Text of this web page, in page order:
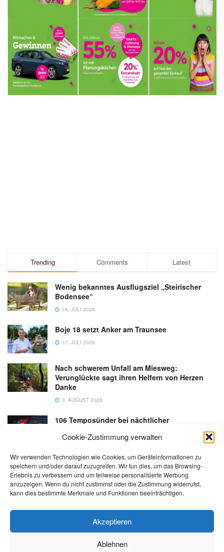
Cookie-Zustimmung verwalten
Wir verwenden Technologien wie Cookies, um Geräteinformationen zu
speichern und/oder darauf zuzugreifen. Wir tun dies, um das Browsing-
Erlebnis zu verbessern und um teilweise personalisierte Werbung
anzuzeigen. Wenn du nicht zustimmst oder die Zustimmung widerrufst,
kann dies bestimmte Merkmale und Funktionen beeinträchtigen.
Akzeptieren
Ablehnen
Trending Comments Latest
Wenig bekanntes Ausflugsziel „Steirischer
Bodensee“
16. JULI 2026
Boje 18 setzt Anker am Traunsee
17. JULI 2026
Nach schwerem Unfall am Miesweg:
Verunglückte sagt ihren Helfern von Herzen
Danke
3. AUGUST 2026
106 Temposünder bei nächtlicher